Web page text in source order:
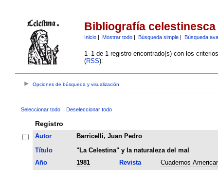
Bibliografía celestinesca
Inicio| Mostrar todo| Búsqueda simple| Búsqueda
1–1 de 1 registro encontrado(s) con los
(RSS):
Opciones de búsqueda y visualización
Seleccionar todo Deseleccionar todo
Registro
Autor
Barricelli, Juan Pedro
Título
"La Celestina" y la naturaleza del mal
Año
1981 Revista
Cuadernos